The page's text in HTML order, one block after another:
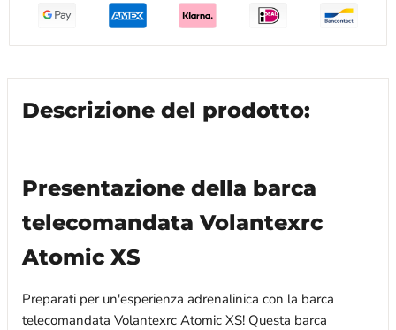
Descrizione del prodotto:
Presentazione della barca
telecomandata Volantexrc
Atomic XS
Preparati per un'esperienza adrenalinica con la barca
telecomandata Volantexrc Atomic XS! Questa barca